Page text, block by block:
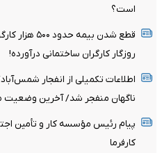
است؟
قطع شدن
روزگار کارگران ساختمانی درآورده!
اطلاعات تکمیلی از انفجار
ناگهان منفجر شد/ آخرین
پیام رئیس مؤسسه کار و تأمین
کارفرما